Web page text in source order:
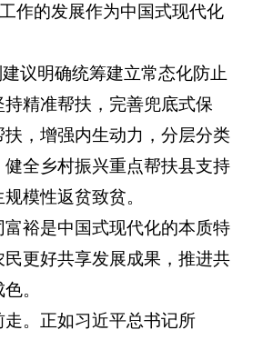
作的发展作为中国式现代化
建议明确统筹建立常态化防止
精准帮扶，完善兜底式保
扶，增强内生动力，分层分类
全乡村振兴重点帮扶县支持
模性返贫致贫。
富裕是中国式现代化的本质特
更好共享发展成果，推进共
。
走。正如习近平总书记所